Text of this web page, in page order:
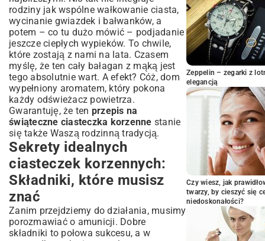
Pomysły na wyjątkowy wygląd
Lukier królewski i inne zdobienia: Inspiracje
Ciasteczka na choinkę: Jak zrobić dziurkę
na wstążkę?
Wegańskie i bezglutenowe ciasteczka
korzenne: Alternatywne przepisy
Przechowywanie i pakowanie
ciasteczek: Aby cieszyły smakiem na
dłużej
Jak przechowywać upieczone ciasteczka?
Pomysły na świąteczne prezenty z
ciasteczek
Najczęściej zadawane pytania o
ciasteczka korzenne
rodziny jak wspólne wałkowanie ciasta,
wycinanie gwiazdek i bałwanków, a
potem – co tu dużo mówić – podjadanie
jeszcze ciepłych wypieków. To chwile,
które zostają z nami na lata. Czasem
myślę, że ten cały bałagan z mąką jest
tego absolutnie wart. A efekt? Cóż, dom
wypełniony aromatem, który pokona
każdy odświeżacz powietrza.
Gwarantuję, że ten przepis na
świąteczne ciasteczka korzenne stanie
się także Waszą rodzinną tradycją.
Sekrety idealnych
ciasteczek korzennych:
Składniki, które musisz
znać
Zanim przejdziemy do działania, musimy
porozmawiać o amunicji. Dobre
składniki to połowa sukcesu, a w
Zeppelin – zegarki z
elegancją
Czy wiesz, jak
twarzy, by cieszyć się
niedoskonałości?